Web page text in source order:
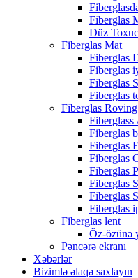
Fiberglas
Düz
Fiberglas Mat
Fiberglas
Fiberglas
Fiberglas
Fiberglas
Fiberglas Roving
Fiberglas
Fiberglas
Fiberglas
Fiberglas
Fiberglas
Fiberglas
Fiberglas
Fiberglas lent
Öz-özünə
Pəncərə ekranı
Xəbərlər
Bizimlə əlaqə saxlayın